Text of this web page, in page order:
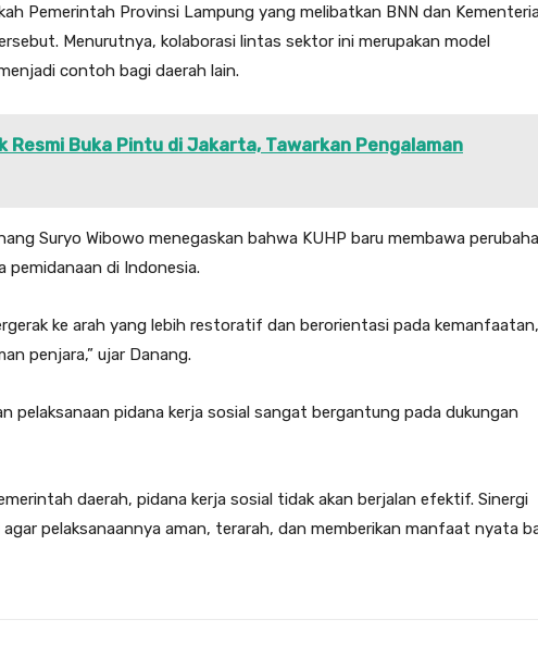
Pemerintah Provinsi Lampung yang melibatkan BNN dan
Menurutnya, kolaborasi lintas sektor ini merupakan model
contoh bagi daerah lain.
Resmi Buka Pintu di Jakarta, Tawarkan Pengalaman
Suryo Wibowo menegaskan bahwa KUHP baru membawa
pemidanaan di Indonesia.
ke arah yang lebih restoratif dan berorientasi pada kemanfaatan,
penjara,” ujar Danang.
pelaksanaan pidana kerja sosial sangat bergantung pada dukungan
daerah, pidana kerja sosial tidak akan berjalan efektif. Sinergi
pelaksanaannya aman, terarah, dan memberikan manfaat nyata